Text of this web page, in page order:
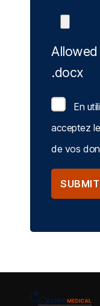
.docx
En
acceptez
de vos